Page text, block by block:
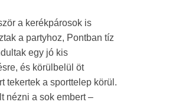
a kerékpárosok is
a partyhoz, Pontban tíz
egy jó kis
és körülbelül öt
tekertek a sporttelep körül.
nézni a sok embert –